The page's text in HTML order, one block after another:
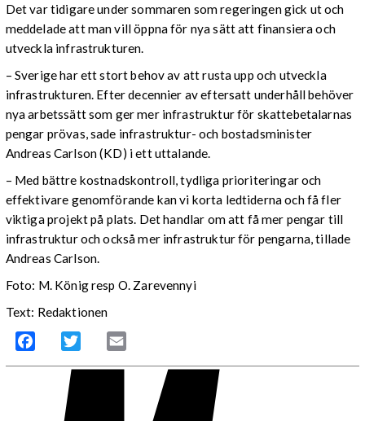
Det var tidigare under sommaren som regeringen gick ut och
meddelade att man vill öppna för nya sätt att finansiera och
utveckla infrastrukturen.
– Sverige har ett stort behov av att rusta upp och utveckla
infrastrukturen. Efter decennier av eftersatt underhåll behöver
nya arbetssätt som ger mer infrastruktur för skattebetalarnas
pengar prövas, sade infrastruktur- och bostadsminister
Andreas Carlson (KD) i ett uttalande.
– Med bättre kostnadskontroll, tydliga prioriteringar och
effektivare genomförande kan vi korta ledtiderna och få fler
viktiga projekt på plats. Det handlar om att få mer pengar till
infrastruktur och också mer infrastruktur för pengarna, tillade
Andreas Carlson.
Foto: M. König resp O. Zarevennyi
Text: Redaktionen
Facebook Twitter